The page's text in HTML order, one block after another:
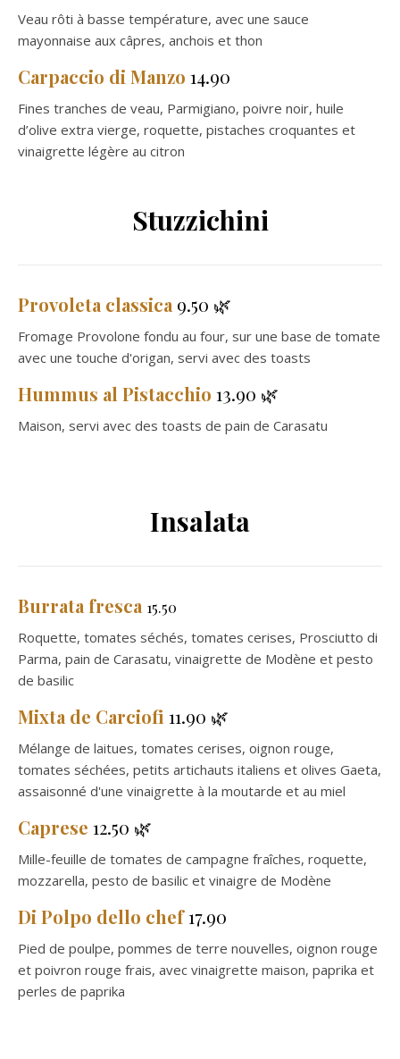
Veau rôti à basse température, avec une sauce
mayonnaise aux câpres, anchois et thon
Carpaccio di Manzo 14.90
Fines tranches de veau, Parmigiano, poivre noir, huile
d’olive extra vierge, roquette, pistaches croquantes et
vinaigrette légère au citron
Stuzzichini
Provoleta classica 9.50 🌿
Fromage Provolone fondu au four, sur une base de tomate
avec une touche d'origan, servi avec des toasts
Hummus al Pistacchio 13.90 🌿
Maison, servi avec des toasts de pain de Carasatu
Insalata
Burrata fresca 15.50
Roquette, tomates séchés, tomates cerises, Prosciutto di
Parma, pain de Carasatu, vinaigrette de Modène et pesto
de basilic
Mixta de Carciofi 11.90 🌿
Mélange de laitues, tomates cerises, oignon rouge,
tomates séchées, petits artichauts italiens et olives Gaeta,
assaisonné d'une vinaigrette à la moutarde et au miel
Caprese 12.50 🌿
Mille-feuille de tomates de campagne fraîches, roquette,
mozzarella, pesto de basilic et vinaigre de Modène
Di Polpo dello chef17.90
Pied de poulpe, pommes de terre nouvelles, oignon rouge
et poivron rouge frais, avec vinaigrette maison, paprika et
perles de paprika